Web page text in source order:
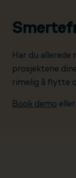
Har du
prosjektene
rimelig å flytte
Book demo eller